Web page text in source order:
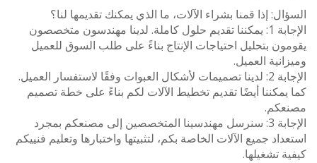
إذا قمنا بشراء الآلات، ما الذي يمكنك تقديمها لنا؟
الإجابة 1: يمكننا تقديم حلول كاملة. لدينا مهندسون متخصصون
بتحليل احتياجات الإنتاج بناءً على طلب السوق للعميل
العميل.
الإجابة 2: لدينا تصميمات لأشكال العبوات وفقًا لاستفسار العميل.
أيضًا تقديم تخطيط الآلات لكم بناءً على خطة تصميم
الإجابة 3: سنرسل مهندسينا المتخصصين إلى مصنعكم بمجرد
جميع الآلات الخاصة بكم، لتثبيتها واختبارها وتعليم فنييكم
تشغيلها.